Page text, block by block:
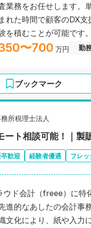
業務をお任せします。
れた時間で顧客のDX
を積むことが可能です。
〜700 万円 勤
ブックマーク
所税理士法人
ート相談可能！｜
歓迎 経験者優遇 フレ
ウド会計（freee）に特
進的なあしたの会計事
文化により、紙や入力